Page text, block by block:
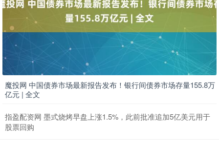
魔投网 中国债券市场最新报告发布！银行间债券市场存量155.8万
亿元 | 全文
指盈配资网 墨式烧烤早盘上涨1.5%，此前批准追加5亿美元用于
股票回购